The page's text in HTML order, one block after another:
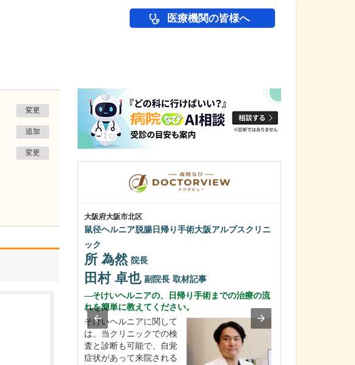
医療機関の皆様へ
変更
追加
変更
大阪府大阪市北区
鼠径ヘルニア脱腸日帰り手術大阪アルプスクリニ
ック
所 為然 院長
田村 卓也 副院長 取材記事
そけいヘルニアの、日帰り手術までの治療の流
れを簡単に教えてください。
そけいヘルニアに関して
は、当クリニックでの検
査と診断も可能で、自覚
症状があって来院される